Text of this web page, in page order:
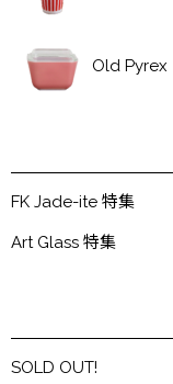
Old Pyrex
FK Jade-ite 特集
Art Glass 特集
SOLD OUT!